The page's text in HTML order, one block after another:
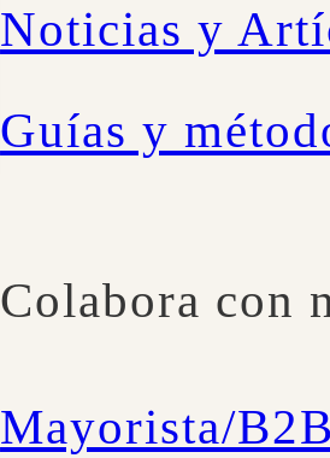
Noticias y
Guías y
Colabora con
Mayorista/B2B